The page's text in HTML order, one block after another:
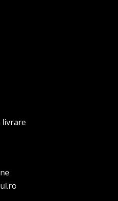
livrare